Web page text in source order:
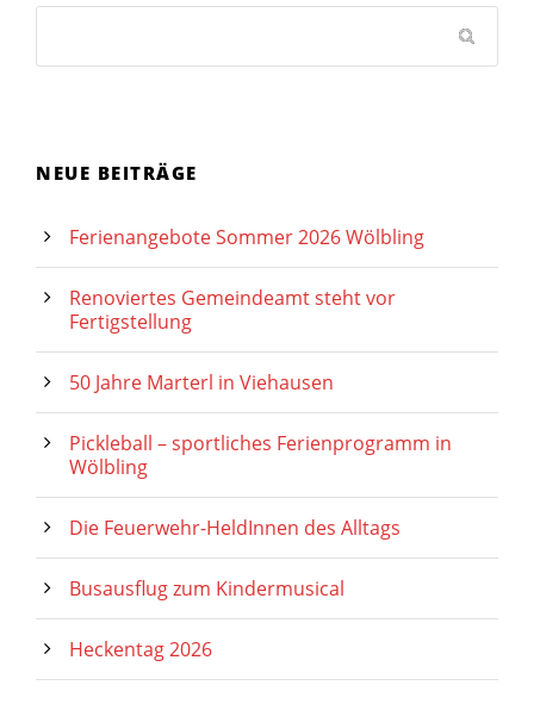
NEUE BEITRÄGE
Ferienangebote Sommer 2026 Wölbling
Renoviertes Gemeindeamt steht vor
Fertigstellung
50 Jahre Marterl in Viehausen
Pickleball – sportliches Ferienprogramm in
Wölbling
Die Feuerwehr-HeldInnen des Alltags
Busausflug zum Kindermusical
Heckentag 2026